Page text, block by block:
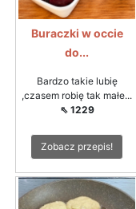
Buraczki w occie
do...
Bardzo takie lubię
,czasem robię tak małe...
⇖ 1229
Zobacz przepis!